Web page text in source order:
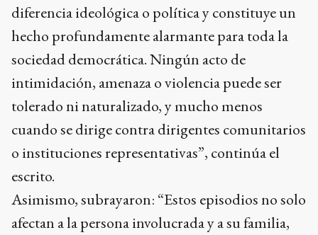
diferencia ideológica o política y constituye un
hecho profundamente alarmante para toda la
sociedad democrática. Ningún acto de
intimidación, amenaza o violencia puede ser
tolerado ni naturalizado, y mucho menos
cuando se dirige contra dirigentes comunitarios
o instituciones representativas”, continúa el
escrito.
Asimismo, subrayaron: “Estos episodios no solo
afectan a la persona involucrada y a su familia,